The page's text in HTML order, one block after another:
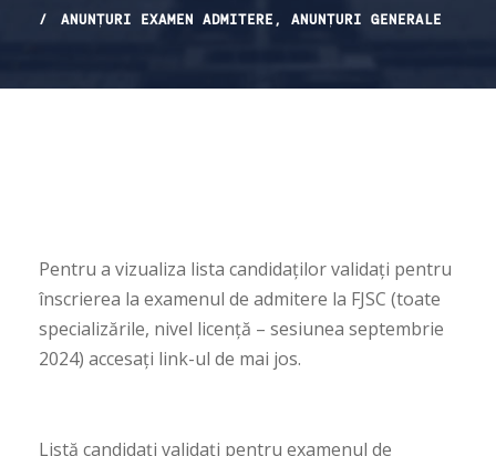
ANUNȚURI EXAMEN ADMITERE , ANUNȚURI GENERALE
Pentru a vizualiza lista candidaților validați pentru
înscrierea la examenul de admitere la FJSC (toate
specializările, nivel licență – sesiunea septembrie
2024) accesați link-ul de mai jos.
Listă candidați validați pentru examenul de